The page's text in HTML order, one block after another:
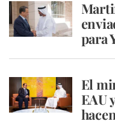
para
El
EAU